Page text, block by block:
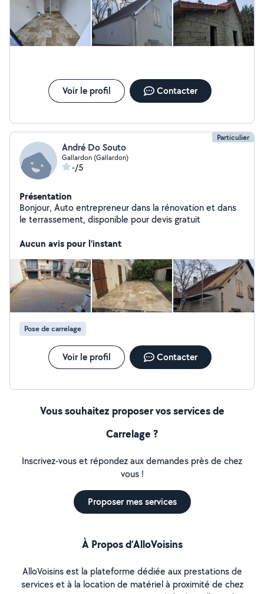
Voir le profil Contacter
Particulier
André Do Souto
Gallardon (Gallardon)
-/5
Présentation
Bonjour, Auto entrepreneur dans la rénovation et dans
le terrassement, disponible pour devis gratuit
Aucun avis pour l'instant
Pose de carrelage
Voir le profil Contacter
Vous souhaitez proposer vos services de
Carrelage ?
Inscrivez-vous et répondez aux demandes près de chez
vous !
Proposer mes services
À Propos d’AlloVoisins
AlloVoisins est la plateforme dédiée aux prestations de
services et à la location de matériel à proximité de chez